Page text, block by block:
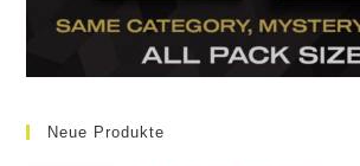
Neue Produkte